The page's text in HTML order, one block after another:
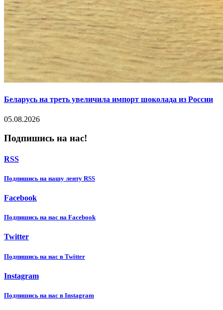
Беларусь на треть увеличила импорт шоколада из России
05.08.2026
Подпишись на нас!
RSS
Подпишиcь на нашу ленту RSS
Facebook
Подпишиcь на нас на Facebook
Twitter
Подпишиcь на нас в Twitter
Instagram
Подпишиcь на нас в Instagram